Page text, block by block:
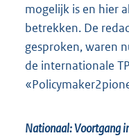
mogelijk is en hier
betrekken. De
gesproken, waren
de internationale
Nationaal: Voortgang